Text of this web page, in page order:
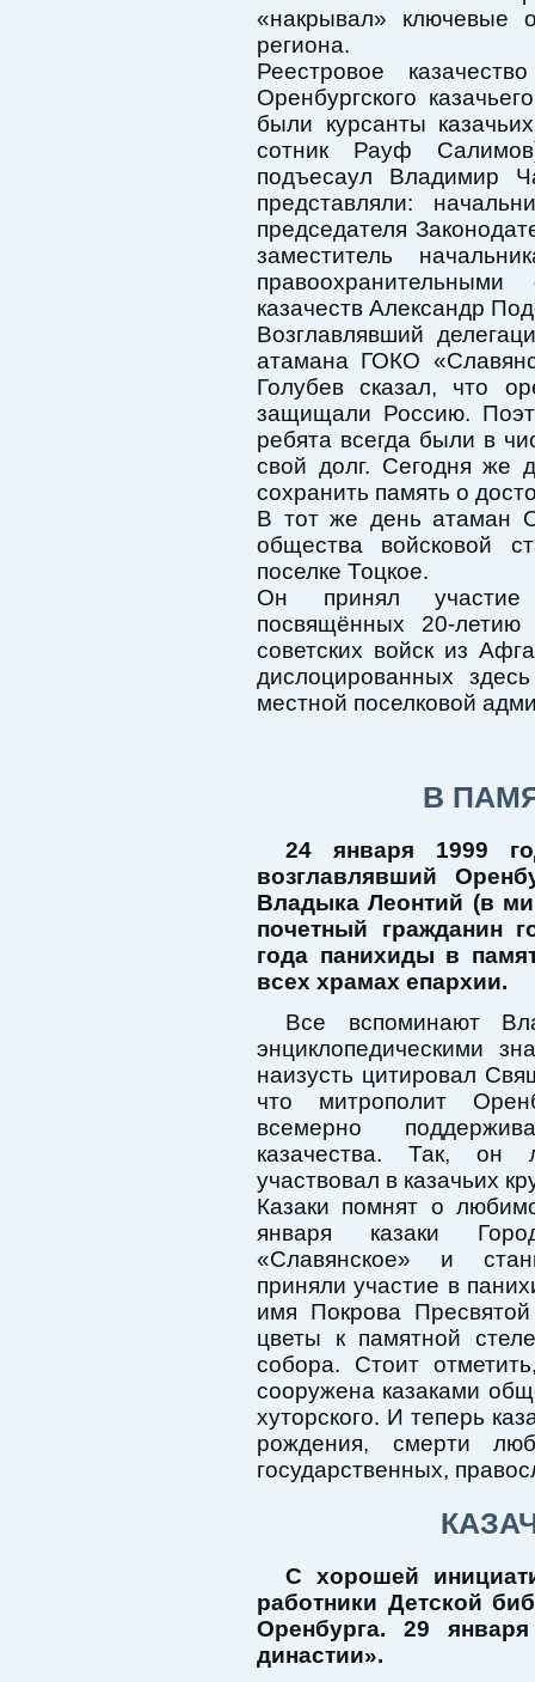
«накрывал» ключевые
региона.
Реестровое
Оренбургского
были курсанты
сотник Рауф
подъесаул Владимир
представляли:
председателя
заместитель
казачеств Александр
Возглавлявший
атамана ГОКО
Голубев сказал, что
защищали Россию.
ребята всегда были в
свой долг. Сегодня же
сохранить память о
В тот же день атаман
общества войсковой
поселке Тоцкое.
Он принял участие
посвящённых 20-летию
советских войск из
дислоцированных
местной поселковой
В
24 января 1999
возглавлявший
Владыка Леонтий (в
почетный гражданин
года панихиды в
всех храмах епархии.
Все вспоминают
энциклопедическими
наизусть цитировал
что митрополит
всемерно
казачества. Так, он
участвовал в казачьих
Казаки помнят о
января казаки
«Славянское» и
приняли участие в
имя Покрова
цветы к памятной
собора. Стоит
сооружена казаками
хуторского. И теперь
рождения, смерти
государственных,
С хорошей
работники Детской
Оренбурга. 29
династии».